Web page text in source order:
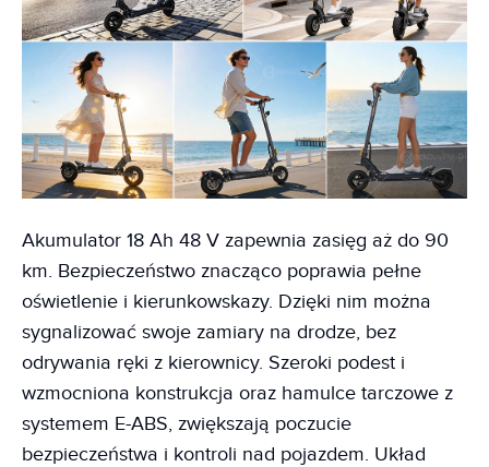
Akumulator 18 Ah 48 V zapewnia zasięg aż do 90
km. Bezpieczeństwo znacząco poprawia pełne
oświetlenie i kierunkowskazy. Dzięki nim można
sygnalizować swoje zamiary na drodze, bez
odrywania ręki z kierownicy. Szeroki podest i
wzmocniona konstrukcja oraz hamulce tarczowe z
systemem E-ABS, zwiększają poczucie
bezpieczeństwa i kontroli nad pojazdem. Układ